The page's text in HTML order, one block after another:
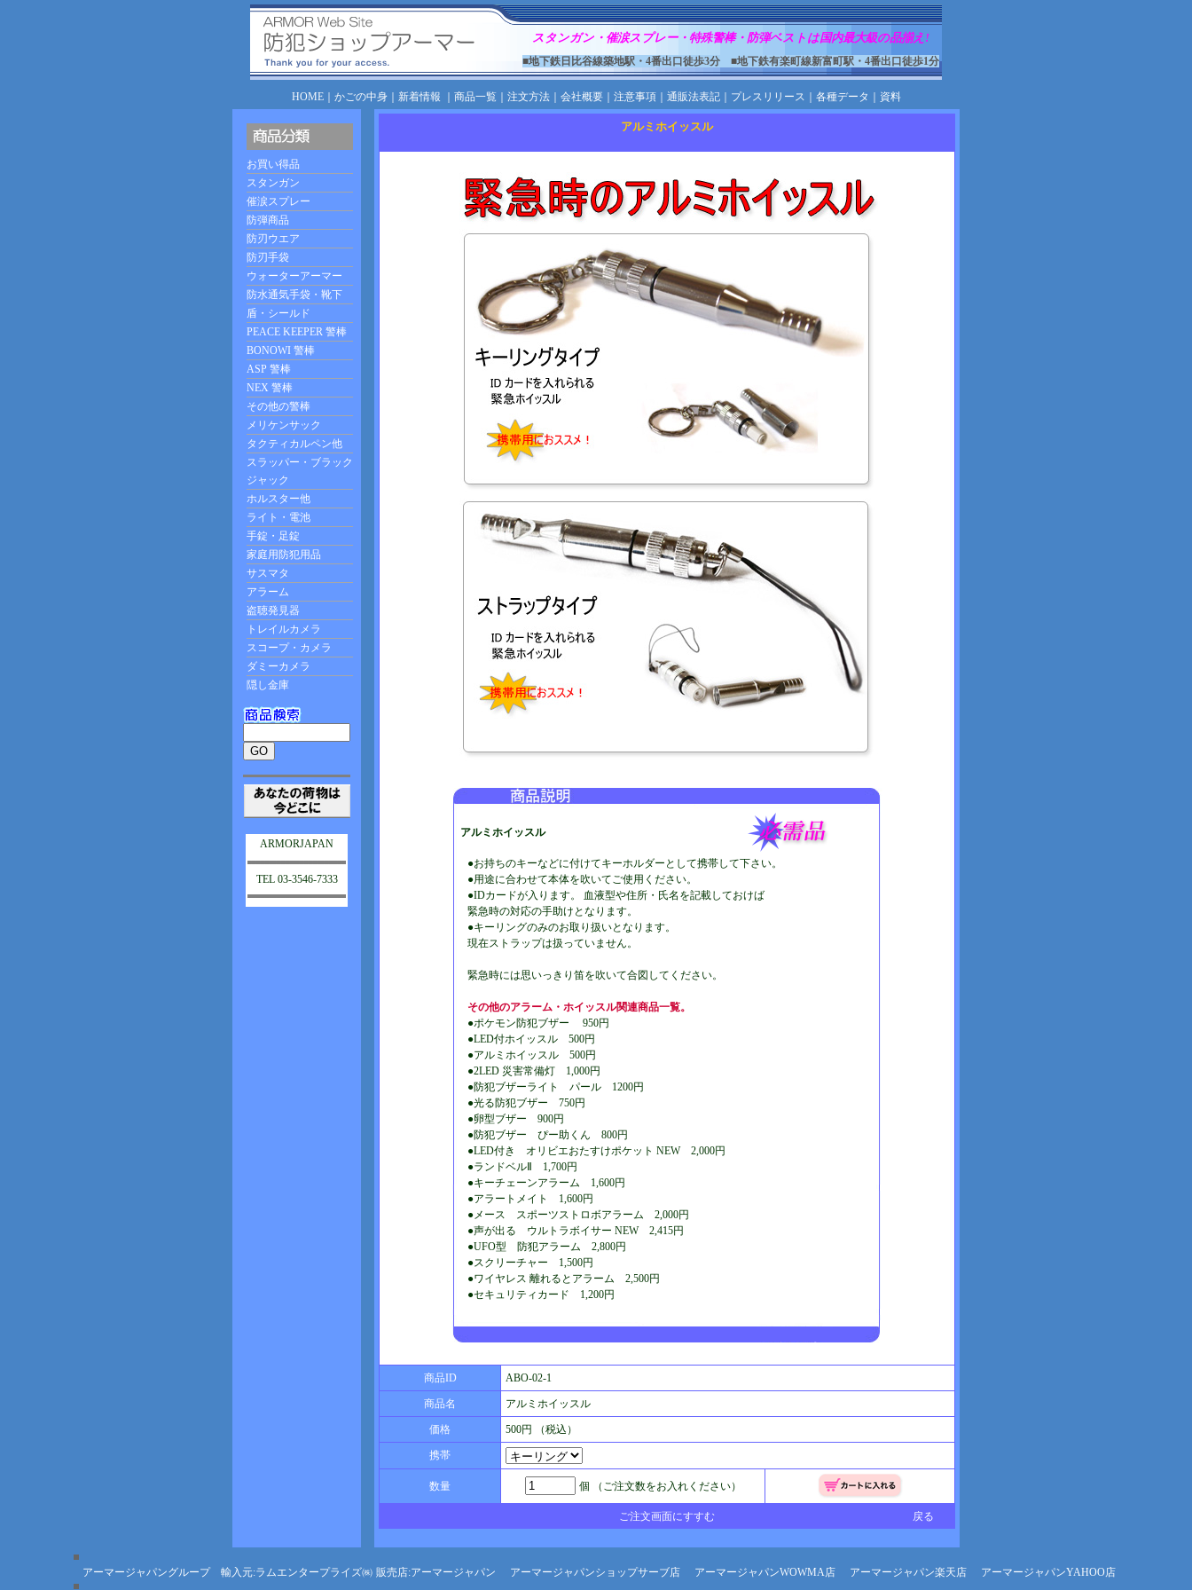
スタンガン・催涙スプレー・特殊警棒・防弾ベストは国内最大級の品揃え!
■地下鉄日比谷線築地駅・4番出口徒歩3分 ■地下鉄有楽町線新富町駅・4番出口徒歩1分
HOME｜ かごの中身｜ 新着情報 商品一覧｜ 注文方法｜ 会社概要｜ 注意事項｜ 通販法表記｜ プレスリリース 各種データ 資料
ARMORJAPAN
TEL 03-3546-7333
アルミホイッスル
アルミホイッスル
●お持ちのキーなどに付けてキーホルダーとして携帯して下さい。
●用途に合わせて本体を吹いてご使用ください。
●IDカードが入ります。 血液型や住所・氏名を記載しておけば
緊急時の対応の手助けとなります。
●キーリングのみのお取り扱いとなります。
現在ストラップは扱っていません。
緊急時には思いっきり笛を吹いて合図してください。
その他のアラーム・ホイッスル関連商品一覧。
●ポケモン防犯ブザー 950円
●LED付ホイッスル 500円
●アルミホイッスル 500円
●2LED 災害常備灯 1,000円
●防犯ブザーライト パール 1200円
●光る防犯ブザー 750円
●卵型ブザー 900円
●防犯ブザー ぴー助くん 800円
●LED付き オリビエおたすけポケット NEW 2,000円
●ランドベルⅡ 1,700円
●キーチェーンアラーム 1,600円
●アラートメイト 1,600円
●メース スポーツストロボアラーム 2,000円
●声が出る ウルトラボイサー NEW 2,415円
●UFO型 防犯アラーム 2,800円
●スクリーチャー 1,500円
●ワイヤレス 離れるとアラーム 2,500円
●セキュリティカード 1,200円
商品ID ABO-02-1
商品名 アルミホイッスル
価格 500円 （税込）
携帯
数量 個 （ご注文数をお入れください）
ご注文画面にすすむ 戻る
アーマージャパングループ 輸入元:ラムエンタープライズ㈱ 販売店:アーマージャパン アーマージャパンショップサーブ店 アーマージャパンWOWMA店 アーマージャパン楽天店 アーマージャパンYAHOO店